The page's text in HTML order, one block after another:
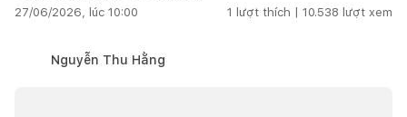
27/06/2026, lúc 10:00 1 lượt thích | 10.538 lượt xem
Nguyễn Thu Hằng